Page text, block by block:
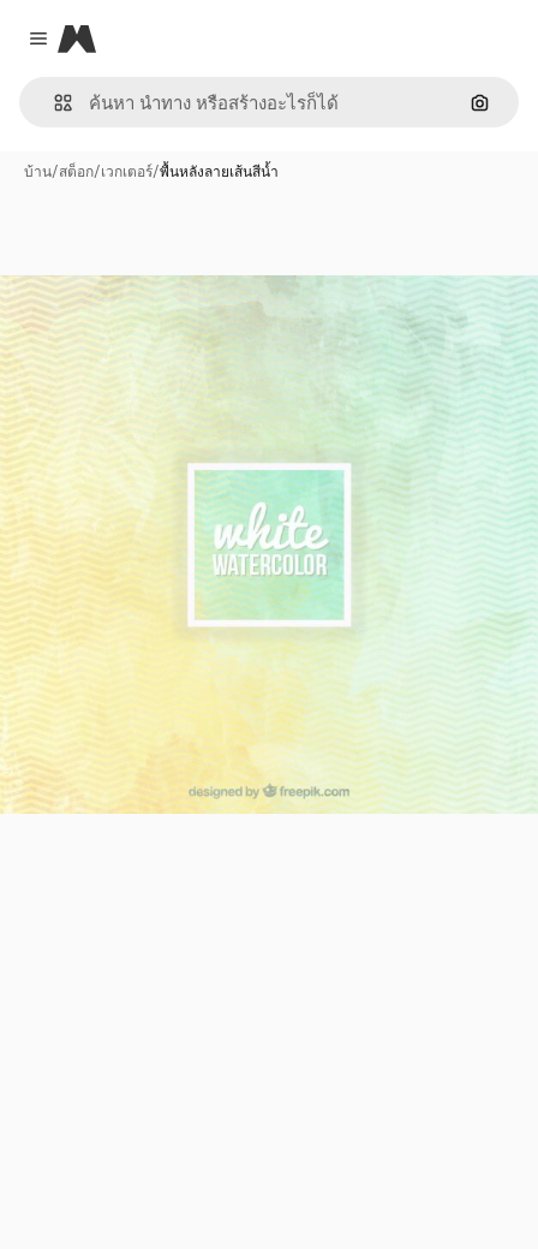
Close menu
Magnific
ค้นหา
บ้าน/สต็อก/เวกเตอร์/พื้นหลังลายเส้นสีน้ำ